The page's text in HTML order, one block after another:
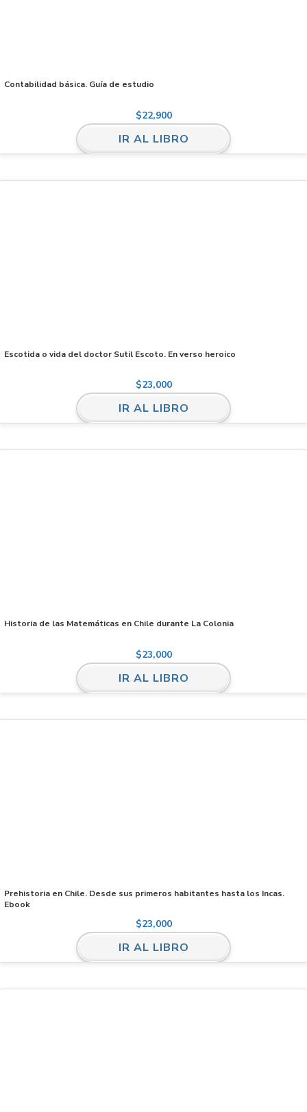
Contabilidad básica. Guía de estudio
$22,900
IR AL LIBRO
Escotida o vida del doctor Sutil Escoto. En verso heroico
$23,000
IR AL LIBRO
Historia de las Matemáticas en Chile durante La Colonia
$23,000
IR AL LIBRO
Prehistoria en Chile. Desde sus primeros habitantes hasta los Incas.
Ebook
$23,000
IR AL LIBRO